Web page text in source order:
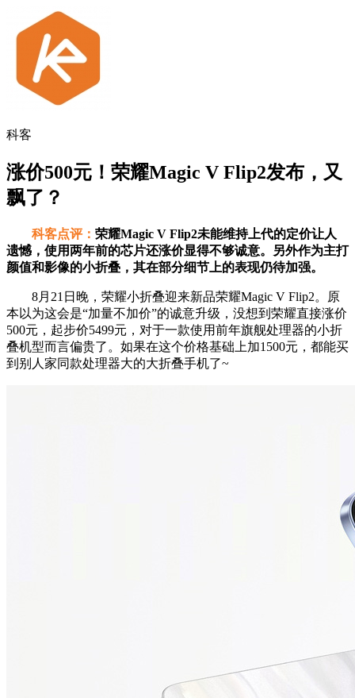
科客
涨价500元！荣耀Magic V Flip2发布，又
飘了？
科客点评： 荣耀Magic V Flip2未能维持上代的定价让人
遗憾，使用两年前的芯片还涨价显得不够诚意。另外作为主打
颜值和影像的小折叠，其在部分细节上的表现仍待加强。
8月21日晚，荣耀小折叠迎来新品荣耀Magic V Flip2。原
本以为这会是“加量不加价”的诚意升级，没想到荣耀直接涨价
500元，起步价5499元，对于一款使用前年旗舰处理器的小折
叠机型而言偏贵了。如果在这个价格基础上加1500元，都能买
到别人家同款处理器大的大折叠手机了~